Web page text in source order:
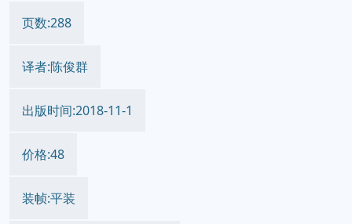
页数:288
译者:陈俊群
出版时间:2018-11-1
价格:48
装帧:平装